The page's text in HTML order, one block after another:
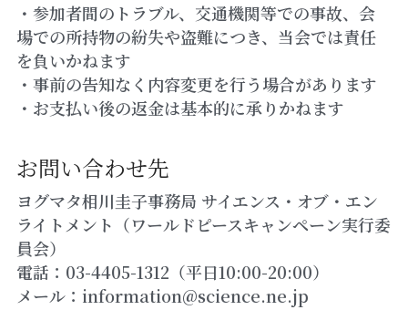
・参加者間のトラブル、交通機関等での事故、会
場での所持物の紛失や盗難につき、当会では責任
を負いかねます
・事前の告知なく内容変更を行う場合があります
・お支払い後の返金は基本的に承りかねます
お問い合わせ先
ヨグマタ相川圭子事務局 サイエンス・オブ・エン
ライトメント（ワールドピースキャンペーン実行委
員会）
電話：03-4405-1312（平日10:00-20:00）
メール：information@science.ne.jp